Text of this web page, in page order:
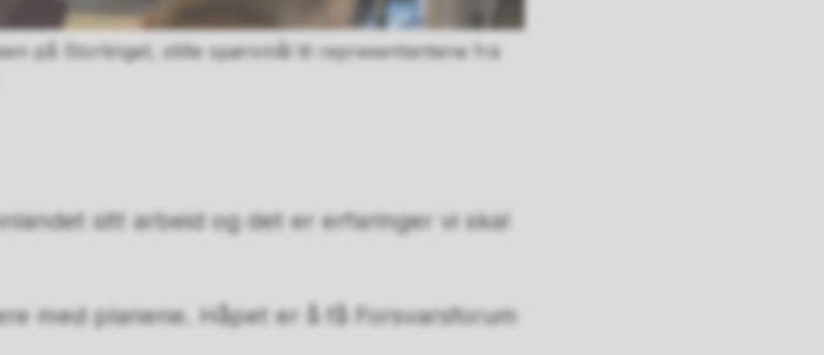
på Stortinget, stilte spørsmål til representantene fra
sitt arbeid og det er erfaringer vi skal
med planene. Håpet er å få Forsvarsforum